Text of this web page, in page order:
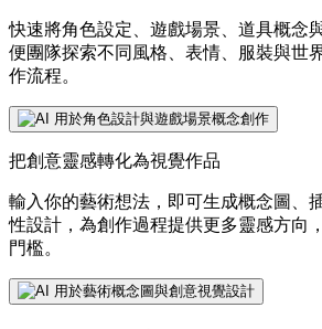
快速將角色設定、遊戲場景、道具概念
便團隊探索不同風格、表情、服裝與世
作流程。
把創意靈感轉化為視覺作品
輸入你的藝術想法，即可生成概念圖、
性設計，為創作過程提供更多靈感方向
門檻。